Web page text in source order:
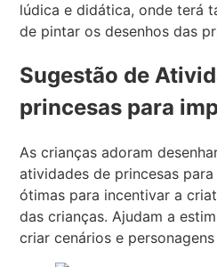
lúdica e didática, onde terá
de pintar os desenhos das
Sugestão de
princesas para
As crianças adoram
atividades de princesas
ótimas para incentivar a
das crianças. Ajudam a
criar cenários e